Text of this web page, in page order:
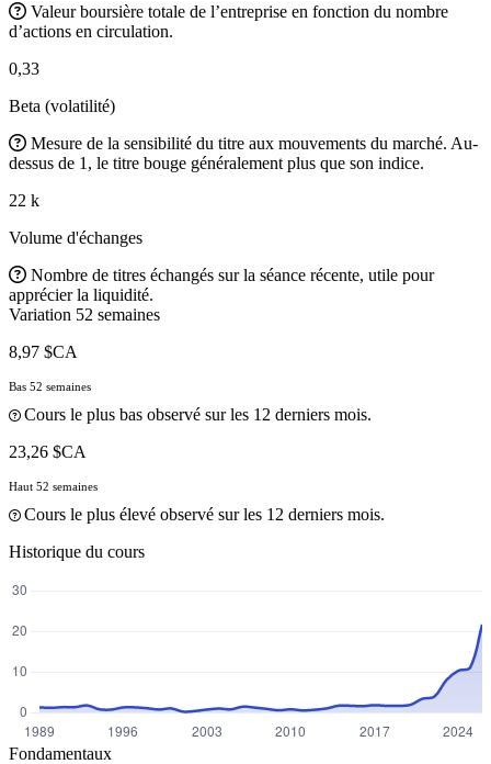
Valeur boursière totale de l’entreprise en fonction du nombre
d’actions en circulation.
0,33
Beta (volatilité)
Mesure de la sensibilité du titre aux mouvements du marché. Au-
dessus de 1, le titre bouge généralement plus que son indice.
22 k
Volume d'échanges
Nombre de titres échangés sur la séance récente, utile pour
apprécier la liquidité.
Variation 52 semaines
8,97 $CA
Bas 52 semaines
Cours le plus bas observé sur les 12 derniers mois.
23,26 $CA
Haut 52 semaines
Cours le plus élevé observé sur les 12 derniers mois.
Historique du cours
Fondamentaux